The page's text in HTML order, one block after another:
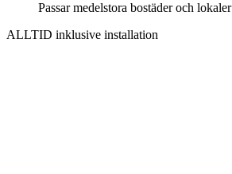
Passar medelstora bostäder och lokaler
ALLTID inklusive installation